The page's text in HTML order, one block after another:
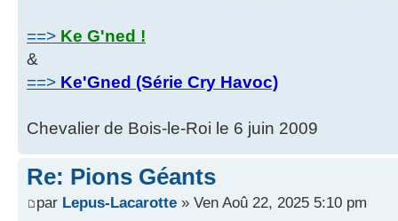
==> Ke G'ned !
&
==> Ke'Gned (Série Cry Havoc)
Chevalier de Bois-le-Roi le 6 juin 2009
Re: Pions Géants
par Lepus-Lacarotte » Ven Aoû 22, 2025 5:10 pm